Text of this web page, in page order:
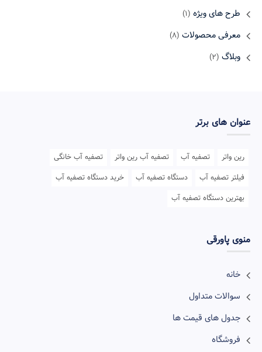
طرح های ویژه (۱)
معرفی محصولات (۸)
وبلاگ (۲)
عنوان های برتر
رین واتر تصفیه آب تصفیه آب رین واتر
تصفیه آب خانگی
فیلتر تصفیه آب
دستگاه تصفیه آب
خرید دستگاه تصفیه آب
بهترین دستگاه تصفیه آب
منوی پاورقی
خانه
سوالات متداول
جدول های قیمت ها
فروشگاه